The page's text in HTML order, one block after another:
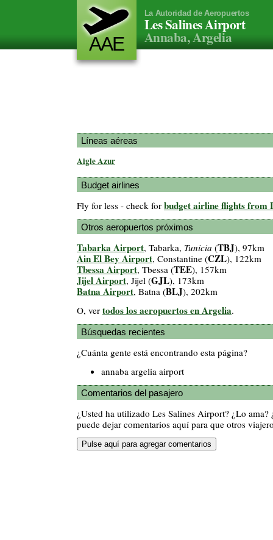
AAE
La Autoridad de Aeropuertos
Les Salines Airport
Annaba, Argelia
Líneas aéreas
Aigle Azur
Budget airlines
Fly for less - check for budget airline flights from
Otros aeropuertos próximos
Tabarka Airport, Tabarka, Tunicia (TBJ), 97km
Ain El Bey Airport, Constantine (CZL), 122km
Tbessa Airport, Tbessa (TEE), 157km
Jijel Airport, Jijel (GJL), 173km
Batna Airport, Batna (BLJ), 202km
O, ver todos los aeropuertos en Argelia.
Búsquedas recientes
¿Cuánta gente está encontrando esta página?
annaba argelia airport
Comentarios del pasajero
¿Usted ha utilizado Les Salines Airport? ¿Lo ama?
puede dejar comentarios aquí para que otros